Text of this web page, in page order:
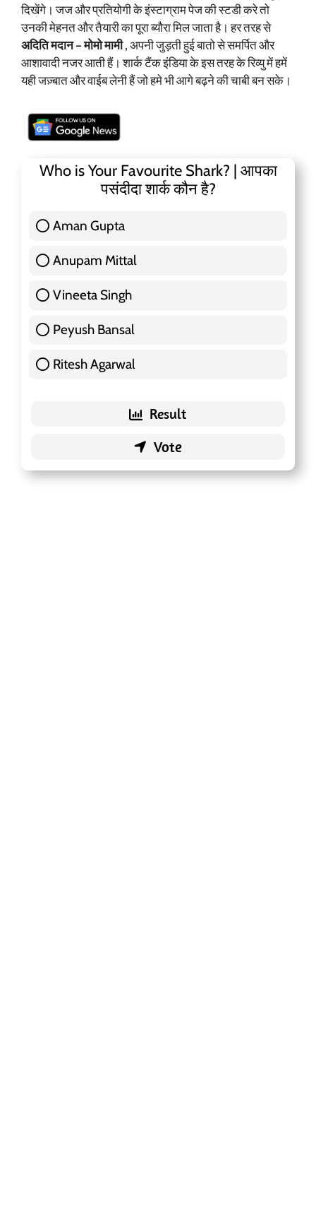
दिखेंगे। जज और प्रतियोगी के इंस्टाग्राम पेज की स्टडी करे तो
उनकी मेहनत और तैयारी का पूरा ब्यौरा मिल जाता है। हर तरह से
अदिति मदान – मोमो मामी, अपनी जुड़ती हुई बातो से समर्पित और
आशावादी नजर आती हैं। शार्क टैंक इंडिया के इस तरह के रिव्यु में हमें
यही जज़्बात और वाईब लेनी हैं जो हमे भी आगे बढ़ने की चाबी बन सके।
Who is Your Favourite Shark? | आपका
पसंदीदा शार्क कौन है?
Aman Gupta
Anupam Mittal
Vineeta Singh
Peyush Bansal
Ritesh Agarwal